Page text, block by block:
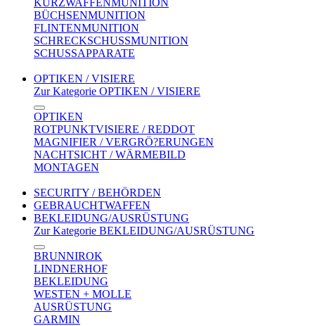
KURZWAFFENMUNITION
BÜCHSENMUNITION
FLINTENMUNITION
SCHRECKSCHUSSMUNITION
SCHUSSAPPARATE
OPTIKEN / VISIERE
Zur Kategorie OPTIKEN / VISIERE
OPTIKEN
ROTPUNKTVISIERE / REDDOT
MAGNIFIER / VERGRÖ?ERUNGEN
NACHTSICHT / WÄRMEBILD
MONTAGEN
SECURITY / BEHÖRDEN
GEBRAUCHTWAFFEN
BEKLEIDUNG/AUSRÜSTUNG
Zur Kategorie BEKLEIDUNG/AUSRÜSTUNG
BRUNNIROK
LINDNERHOF
BEKLEIDUNG
WESTEN + MOLLE
AUSRÜSTUNG
GARMIN